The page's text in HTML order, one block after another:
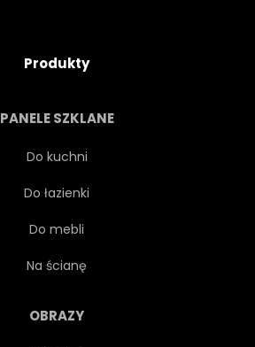
PRODUKCJI
Produkty
PANELE SZKLANE
Do kuchni
Do łazienki
Do mebli
Na ścianę
OBRAZY